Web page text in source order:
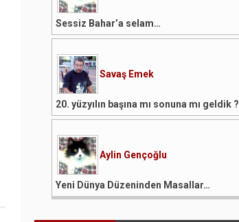
Sessiz Bahar’a selam…
Savaş Emek
20. yüzyılın başına mı sonuna mı geldik ?
Aylin Gençoğlu
Yeni Dünya Düzeninden Masallar…